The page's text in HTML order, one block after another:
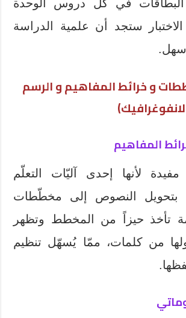
في كل دروس الوحدة
ستجد أن علمية الدراسة
و خرائط المفاهيم و الرسم
المفاهيم
لأنها إحدى آليّات التعلّم
بتحويل النصوص إلى مخطّطات
تأخذ حيزاً من المخطط وتظهر
من كلمات، ممّا يُسهّل تنظيم